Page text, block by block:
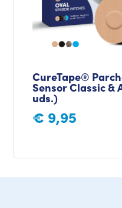
CureTape®
Sensor Classic &
uds.)
€ 9,95